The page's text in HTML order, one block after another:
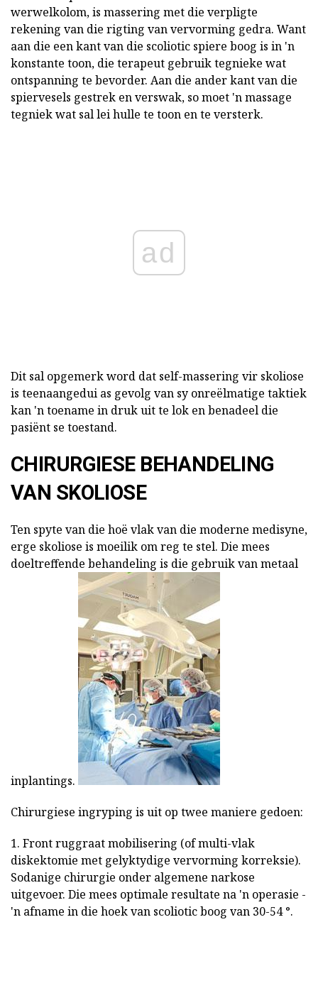
werwelkolom, is massering met die verpligte
rekening van die rigting van vervorming gedra. Want
aan die een kant van die scoliotic spiere boog is in 'n
konstante toon, die terapeut gebruik tegnieke wat
ontspanning te bevorder. Aan die ander kant van die
spiervesels gestrek en verswak, so moet 'n massage
tegniek wat sal lei hulle te toon en te versterk.
ad
Dit sal opgemerk word dat self-massering vir skoliose
is teenaangedui as gevolg van sy onreëlmatige taktiek
kan 'n toename in druk uit te lok en benadeel die
pasiënt se toestand.
CHIRURGIESE BEHANDELING
VAN SKOLIOSE
Ten spyte van die hoë vlak van die moderne medisyne,
erge skoliose is moeilik om reg te stel. Die mees
doeltreffende behandeling is die gebruik van metaal
inplantings.
Chirurgiese ingryping is uit op twee maniere gedoen:
1. Front ruggraat mobilisering (of multi-vlak
diskektomie met gelyktydige vervorming korreksie).
Sodanige chirurgie onder algemene narkose
uitgevoer. Die mees optimale resultate na 'n operasie -
'n afname in die hoek van scoliotic boog van 30-54 °.